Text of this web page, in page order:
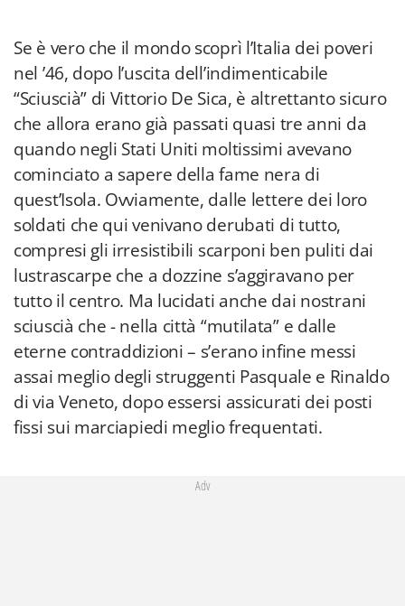
Se è vero che il mondo scoprì l’Italia dei poveri
nel ’46, dopo l’uscita dell’indimenticabile
“Sciuscià” di Vittorio De Sica, è altrettanto sicuro
che allora erano già passati quasi tre anni da
quando negli Stati Uniti moltissimi avevano
cominciato a sapere della fame nera di
quest’Isola. Ovviamente, dalle lettere dei loro
soldati che qui venivano derubati di tutto,
compresi gli irresistibili scarponi ben puliti dai
lustrascarpe che a dozzine s’aggiravano per
tutto il centro. Ma lucidati anche dai nostrani
sciuscià che - nella città “mutilata” e dalle
eterne contraddizioni – s’erano infine messi
assai meglio degli struggenti Pasquale e Rinaldo
di via Veneto, dopo essersi assicurati dei posti
fissi sui marciapiedi meglio frequentati.
Adv